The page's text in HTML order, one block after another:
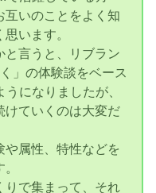
互いのことをよく知
います。
と言うと、リブラン
」の体験談をベース
になりましたが、
けていくのは大変だ
や属性、特性などを
で集まって、それ